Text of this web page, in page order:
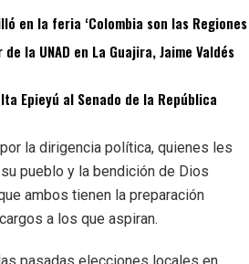
en la feria ‘Colombia son las Regiones
la UNAD en La Guajira, Jaime Valdés
Epieyú al Senado de la República
la dirigencia política, quienes les
pueblo y la bendición de Dios
ambos tienen la preparación
a los que aspiran.